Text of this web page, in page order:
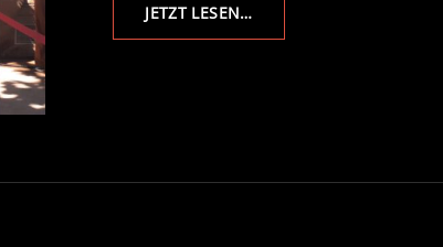
JETZT LESEN…DIE
TITANENWURZ